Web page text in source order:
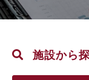
施設から